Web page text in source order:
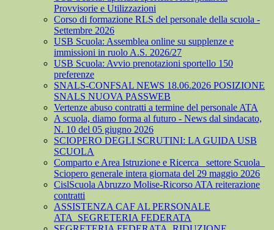
Provvisorie e Utilizzazioni
Corso di formazione RLS del personale della scuola -
Settembre 2026
USB Scuola: Assemblea online su supplenze e
immissioni in ruolo A.S. 2026/27
USB Scuola: Avvio prenotazioni sportello 150
preferenze
SNALS-CONFSAL NEWS 18.06.2026 POSIZIONE
SNALS NUOVA PASSWEB
Vertenze abuso contratti a termine del personale ATA
A scuola, diamo forma al futuro - News dal sindacato,
N. 10 del 05 giugno 2026
SCIOPERO DEGLI SCRUTINI: LA GUIDA USB
SCUOLA
Comparto e Area Istruzione e Ricerca_ settore Scuola_
Sciopero generale intera giornata del 29 maggio 2026
CislScuola Abruzzo Molise-Ricorso ATA reiterazione
contratti
ASSISTENZA CAF AL PERSONALE
ATA_SEGRETERIA FEDERATA